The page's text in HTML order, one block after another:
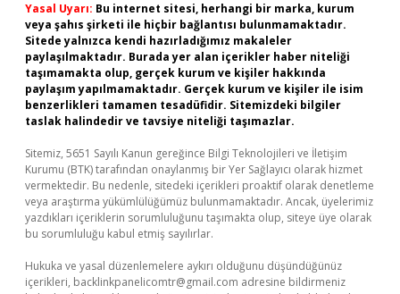
Yasal Uyarı: Bu internet sitesi, herhangi bir marka, kurum
veya şahıs şirketi ile hiçbir bağlantısı bulunmamaktadır.
Sitede yalnızca kendi hazırladığımız makaleler
paylaşılmaktadır. Burada yer alan içerikler haber niteliği
taşımamakta olup, gerçek kurum ve kişiler hakkında
paylaşım yapılmamaktadır. Gerçek kurum ve kişiler ile isim
benzerlikleri tamamen tesadüfidir. Sitemizdeki bilgiler
taslak halindedir ve tavsiye niteliği taşımazlar.
Sitemiz, 5651 Sayılı Kanun gereğince Bilgi Teknolojileri ve İletişim
Kurumu (BTK) tarafından onaylanmış bir Yer Sağlayıcı olarak hizmet
vermektedir. Bu nedenle, sitedeki içerikleri proaktif olarak denetleme
veya araştırma yükümlülüğümüz bulunmamaktadır. Ancak, üyelerimiz
yazdıkları içeriklerin sorumluluğunu taşımakta olup, siteye üye olarak
bu sorumluluğu kabul etmiş sayılırlar.
Hukuka ve yasal düzenlemelere aykırı olduğunu düşündüğünüz
içerikleri, backlinkpanelicomtr@gmail.com adresine bildirmeniz